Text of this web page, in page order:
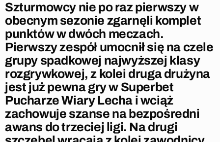
Szturmowcy nie po raz pierwszy w
obecnym sezonie zgarnęli komplet
punktów w dwóch meczach.
Pierwszy zespół umocnił się na czele
grupy spadkowej najwyższej klasy
rozgrywkowej, z kolei druga drużyna
jest już pewna gry w Superbet
Pucharze Wiary Lecha i wciąż
zachowuje szanse na bezpośredni
awans do trzeciej ligi. Na drugi